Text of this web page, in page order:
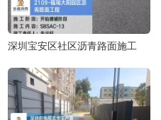
深圳宝安区社区沥青路面施工